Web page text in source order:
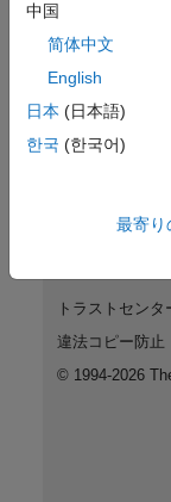
クセスする
平均湿度を計算
3日間の気温デ
中国
简体中文
English
日本 (日本語)
한국 (한국어)
最寄り
トラストセンタ
違法コピー防止
© 1994-2026